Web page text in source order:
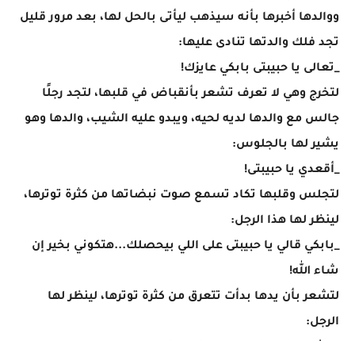
ووالدها أخبرها بأنه سيذهب ليأتى بالحل لها، بعد مرور قليل
تجد فلك والدتها تنادى عليها:
_تعالى يا حبيبتى بابكي عايزك!
لتخرج وهي لا تعرف تشعر بأنقباض في قلبها، لتجد رجلًا
جالس مع والدها لديه لحيه، ويبدو عليه الشيب، والدها وهو
يشير لها بالجلوس:
_أقعدي يا حبيبتى!
لتجلس وقلبها تكاد تسمع صوت نبضاتها من كثرة توترها،
لينظر لها هذا الرجل:
_بابكي قالي يا حبيبتى على اللي بيحصلك...هتكوني بخير إن
شاء الله!
لتشعر بأن يدها بدأت تتعرق من كثرة توترها، لينظر لها
الرجل: